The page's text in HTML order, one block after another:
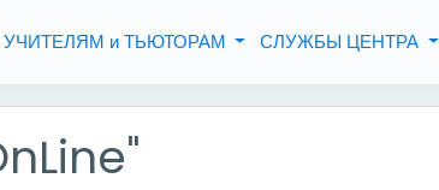
УЧИТЕЛЯМ и ТЬЮТОРАМ СЛУЖБЫ ЦЕНТРА